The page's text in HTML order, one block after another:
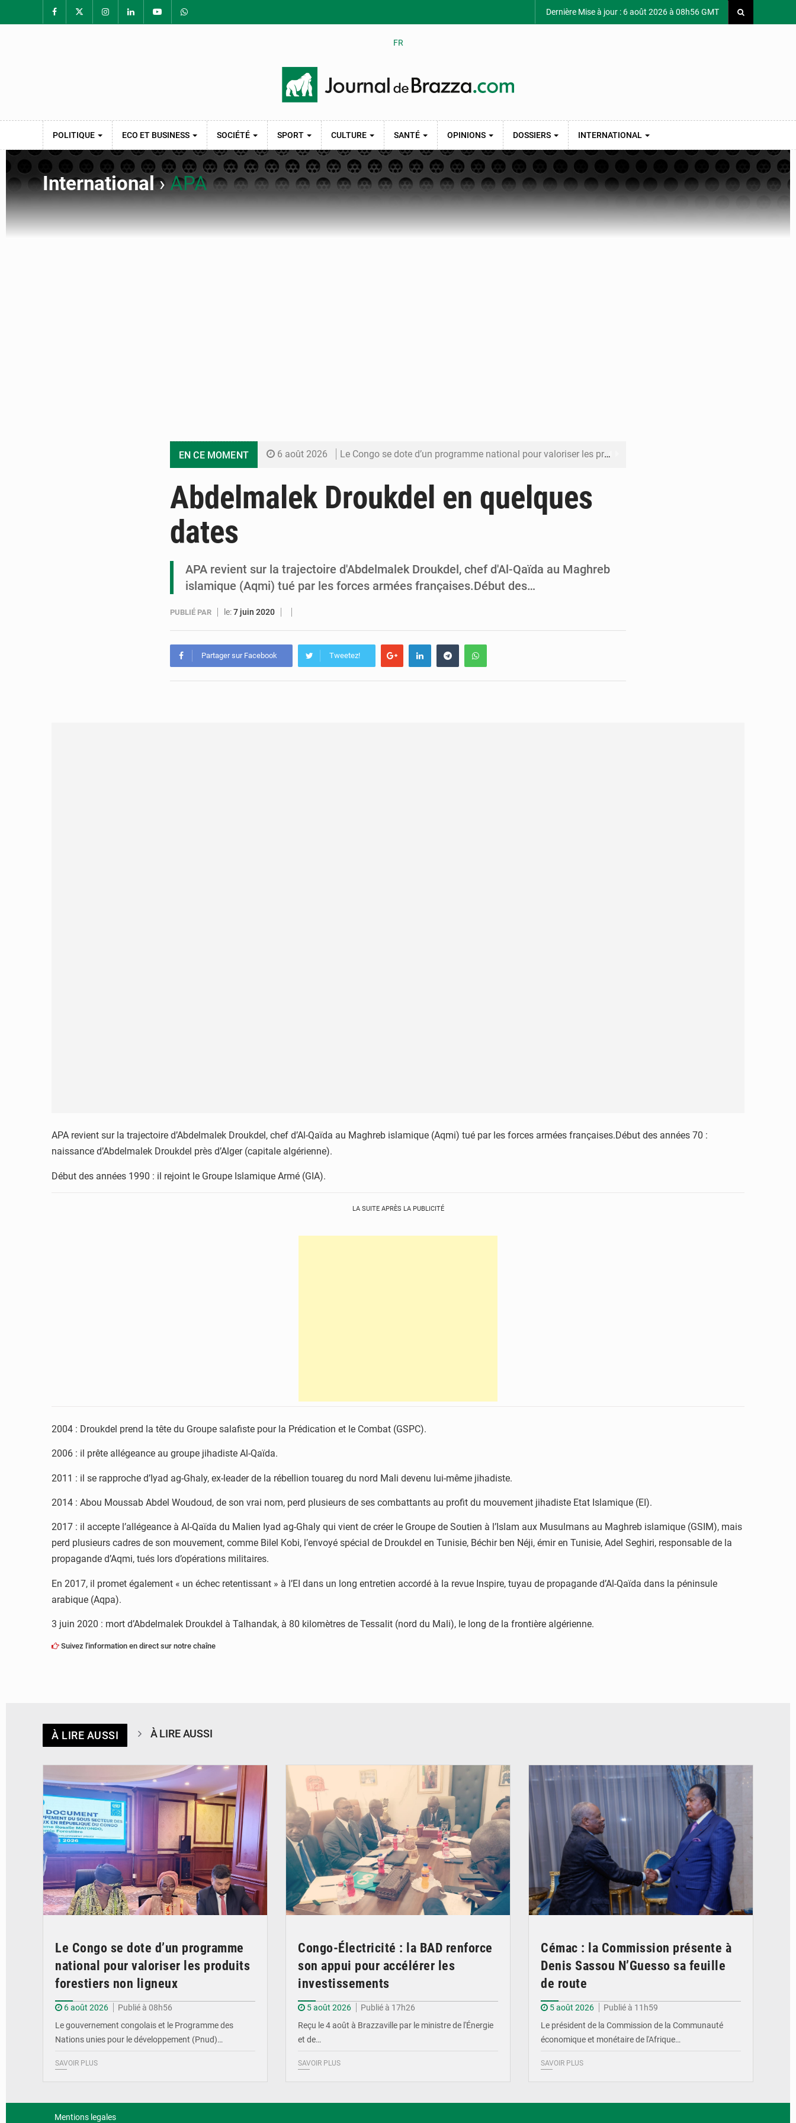
Dernière Mise à jour : 6 août 2026 à 08h56 GMT
FR
POLITIQUE ECO ET BUSINESS SOCIÉTÉ SPORT CULTURE SANTÉ OPINIONS DOSSIERS INTERNATIONAL
International›APA
EN CE MOMENT 6 août 2026 Le Congo se dote d’un programme national pour valoriser les produits forestiers non ligneux
5 août 2026 Cémac : la Commission présente à Denis Sassou N’Guesso sa feuille de route
Abdelmalek Droukdel en quelques
dates
APA revient sur la trajectoire d'Abdelmalek Droukdel, chef d'Al-Qaïda au Maghreb
islamique (Aqmi) tué par les forces armées françaises.Début des…
PUBLIÉ PAR le:7 juin 2020
Partager sur Facebook Tweetez!
APA revient sur la trajectoire d’Abdelmalek Droukdel, chef d’Al-Qaïda au Maghreb islamique (Aqmi) tué par les forces armées françaises.Début des années 70 :
naissance d’Abdelmalek Droukdel près d’Alger (capitale algérienne).
Début des années 1990 : il rejoint le Groupe Islamique Armé (GIA).
LA SUITE APRÈS LA PUBLICITÉ
2004 : Droukdel prend la tête du Groupe salafiste pour la Prédication et le Combat (GSPC).
2006 : il prête allégeance au groupe jihadiste Al-Qaïda.
2011 : il se rapproche d’Iyad ag-Ghaly, ex-leader de la rébellion touareg du nord Mali devenu lui-même jihadiste.
2014 : Abou Moussab Abdel Woudoud, de son vrai nom, perd plusieurs de ses combattants au profit du mouvement jihadiste Etat Islamique (EI).
2017 : il accepte l’allégeance à Al-Qaïda du Malien Iyad ag-Ghaly qui vient de créer le Groupe de Soutien à l’Islam aux Musulmans au Maghreb islamique (GSIM), mais
perd plusieurs cadres de son mouvement, comme Bilel Kobi, l’envoyé spécial de Droukdel en Tunisie, Béchir ben Néji, émir en Tunisie, Adel Seghiri, responsable de la
propagande d’Aqmi, tués lors d’opérations militaires.
En 2017, il promet également « un échec retentissant » à l’EI dans un long entretien accordé à la revue Inspire, tuyau de propagande d’Al-Qaïda dans la péninsule
arabique (Aqpa).
3 juin 2020 : mort d’Abdelmalek Droukdel à Talhandak, à 80 kilomètres de Tessalit (nord du Mali), le long de la frontière algérienne.
Suivez l'information en direct sur notre chaîne
À LIRE AUSSI À LIRE AUSSI
Le Congo se dote d’un programme
national pour valoriser les produits
forestiers non ligneux
6 août 2026
Publié à 08h56
Le gouvernement congolais et le Programme des
Nations unies pour le développement (Pnud)…
SAVOIR PLUS
Congo-Électricité : la BAD renforce
son appui pour accélérer les
investissements
5 août 2026
Publié à 17h26
Reçu le 4 août à Brazzaville par le ministre de l'Énergie
et de…
SAVOIR PLUS
Cémac : la Commission présente à
Denis Sassou N’Guesso sa feuille
de route
5 août 2026
Publié à 11h59
Le président de la Commission de la Communauté
économique et monétaire de l'Afrique…
SAVOIR PLUS
Mentions legales